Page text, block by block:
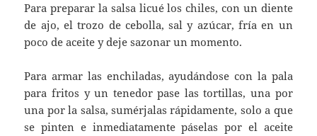
Para preparar la salsa licué los chiles, con un diente
de ajo, el trozo de cebolla, sal y azúcar, fría en un
poco de aceite y deje sazonar un momento.
Para armar las enchiladas, ayudándose con la pala
para fritos y un tenedor pase las tortillas, una por
una por la salsa, sumérjalas rápidamente, solo a que
se pinten e inmediatamente páselas por el aceite